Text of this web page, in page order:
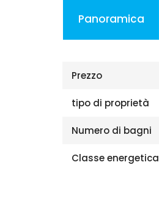
Panoramica
Prezzo
tipo di proprietà
Numero di bagni
Classe energetica